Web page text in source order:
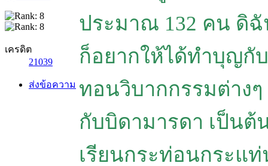
เครดิต
21039
ส่งข้อความ
ประมาณ 132 คน ดิ
ก็อยากให้ได้ทำบุญกั
ทอนวิบากกรรมต่างๆ
กับบิดามารดา เป็นต้
เรียนกระท่อนกระแ